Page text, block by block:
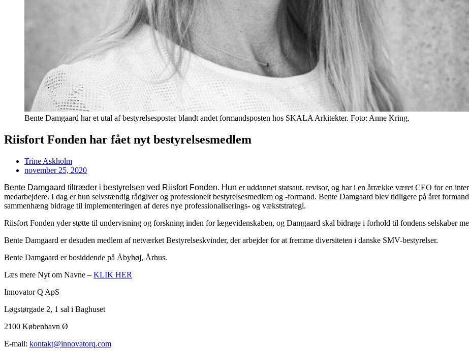
Bente Damgaard har et utal af bestyrelsesposter blandt andet formandsposten hos SKALA Arkitekter. Foto: Anne Kring.
Riisfort Fonden har fået nyt bestyrelsesmedlem
Trine Askholm
november 25, 2020
Bente Damgaard tiltræder i bestyrelsen ved Riisfort Fonden. Hun er uddannet statsaut. revisor, og har i en årrække været CEO for en
medarbejdere. I dag er hun selvstændig rådgiver og professionelt bestyrelsesmedlem og -formand. Bente Damgaard blev tidligere på året
sammenhæng bidrage til implementeringen af deres nye professionaliserings- og vækststrategi.
Riisfort Fonden yder støtte til undervisning og forskning inden for lægevidenskaben, og Damgaard skal bidrage i forhold til fondens selskaber
Bente Damgaard er desuden medlem af netværket Bestyrelseskvinder, der arbejder for at fremme diversiteten i danske SMV-bestyrelser.
Bente Damgaard er bosiddende på Åbyhøj, Århus.
Læs mere Nyt om Navne – KLIK HER
Innovator Q ApS
Løgstørgade 2, 1 sal i Baghuset
2100 København Ø
E-mail: kontakt@innovatorq.com